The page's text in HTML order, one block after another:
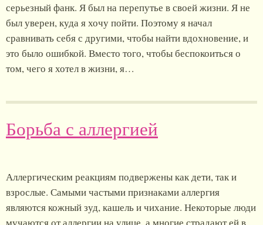
серьезный фанк. Я был на перепутье в своей жизни. Я не
был уверен, куда я хочу пойти. Поэтому я начал
сравнивать себя с другими, чтобы найти вдохновение, и
это было ошибкой. Вместо того, чтобы беспокоиться о
том, чего я хотел в жизни, я…
Борьба с аллергией
Аллергическим реакциям подвержены как дети, так и
взрослые. Самыми частыми признаками аллергия
являются кожный зуд, кашель и чихание. Некоторые люди